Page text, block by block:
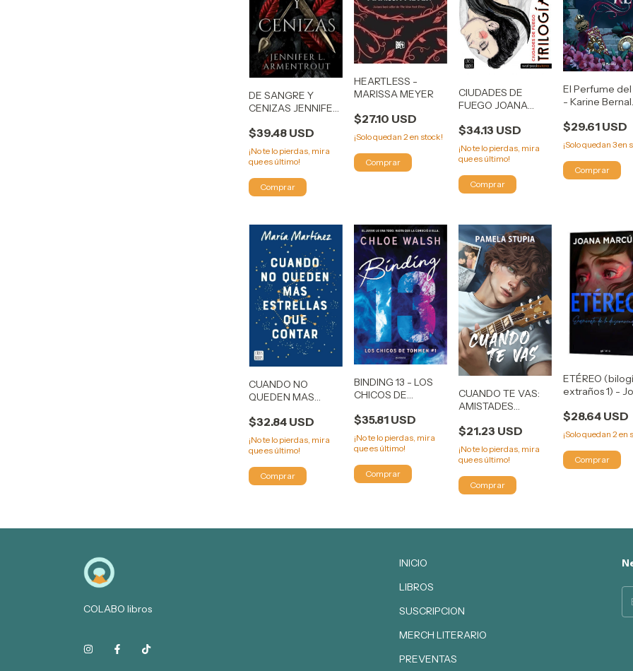
DE SANGRE Y
CENIZAS JENNIFER
$39.48 USD
¡No te lo pierdas, mira
que es último!
HEARTLESS -
MARISSA MEYER
$27.10 USD
¡Solo quedan 2en stock!
CIUDADES DE
FUEGO JOANA
FUEGO 3)
$34.13 USD
¡No te lo pierdas, mira
que es último!
El Perfume del
- Karine Bernal
$29.61 USD
¡Solo quedan3en
CUANDO NO
QUEDEN MAS
CONTAR MARIA
MARTINEZ
$32.84 USD
¡No te lo pierdas, mira
que es último!
BINDING 13 - LOS
CHICOS DE
WALSH
$35.81 USD
¡No te lo pierdas, mira
que es último!
CUANDO TE VAS:
AMISTADES
PAMELA STUPIA
$21.23 USD
¡No te lo pierdas, mira
que es último!
ETÉREO
extraños 1) -
$28.64 USD
¡Solo quedan2en
COLABO libros
INICIO
LIBROS
SUSCRIPCION
MERCH LITERARIO
PREVENTAS